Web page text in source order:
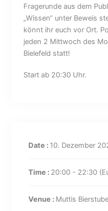
Fragerunde aus dem
„Wissen“ unter Beweis
könnt ihr euch vor Ort.
jeden 2 Mittwoch des
Bielefeld statt!
Start ab 20:30 Uhr.
Date : 10. Dezember
Time : 20:00 - 22:30
Venue : Muttis